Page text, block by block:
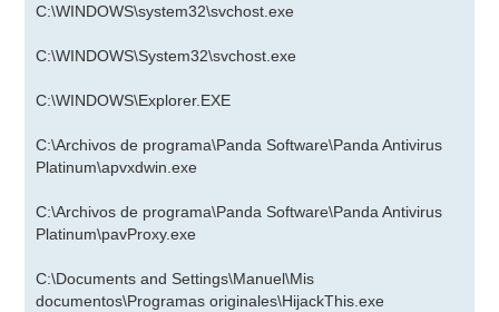
C:\WINDOWS\system32\svchost.exe
C:\WINDOWS\System32\svchost.exe
C:\WINDOWS\Explorer.EXE
C:\Archivos de programa\Panda Software\Panda Antivirus
Platinum\apvxdwin.exe
C:\Archivos de programa\Panda Software\Panda Antivirus
Platinum\pavProxy.exe
C:\Documents and Settings\Manuel\Mis
documentos\Programas originales\HijackThis.exe